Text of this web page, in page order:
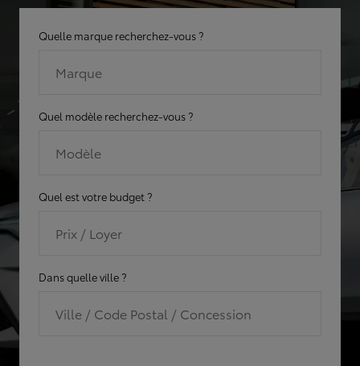
Quelle marque recherchez-vous ?
Marque
Quel modèle recherchez-vous ?
Modèle
Quel est votre budget ?
Prix / Loyer
Dans quelle ville ?
Ville / Code Postal / Concession